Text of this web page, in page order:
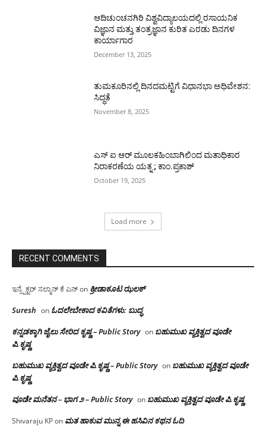
ಆದಿಚುಂಚನಗಿರಿ ವಿಶ್ವವಿದ್ಯಾಲಯದಲ್ಲಿ ರಸಾಯನಿಕ
ವಿಜ್ಞಾನ ಮತ್ತು ತಂತ್ರಜ್ಞಾನ ಕುರಿತ ಎರಡು ದಿನಗಳ
ಕಾರ್ಯಾಗಾರ
December 13, 2025
ತುಮಕೂರಿನಲ್ಲಿ ದಿನದಮಟ್ಟಿಗೆ ವಿಧಾನಭಾ ಅಧಿವೇಶನ:
ಸಿದ್ಧತೆ
November 8, 2025
ಎಸ್ ಐ ಆರ್ ಮೂಲಕಹಿಂಬಾಗಿಲಿಂದ ಮತಾಧಿಕಾರ
ನಿರಾಕರಣೆಯ ಯತ್ನ ; ಕಾಂ.ಪ್ರಕಾಶ್
October 19, 2025
Load more
RECENT COMMENTS
ಇನ್ಸ್ಪೆಕ್ಟರ್ ಸಲ್ಮಾನ್ ಕೆ ಎನ್on ಕ್ರೀಡಾಕೂಟ ಝಲಕ್
Suresh on ಓದಲೇಬೇಕಾದ‌ ಕವಿತೆಗಳು: ಬುದ್ಧ
ಕನ್ನಡಕ್ಕಾಗಿ ಜೈಲು ಸೇರಿದ ಕೃಷ್ಣ – Public Story on ಬಹುಮುಖ ವ್ಯಕ್ತಿತ್ವದ ವೂಡೇ
ಪಿ.ಕೃಷ್ಣ
ಬಹುಮುಖ ವ್ಯಕ್ತಿತ್ವದ ವೂಡೇ ಪಿ.ಕೃಷ್ಣ – Public Story on ಬಹುಮುಖ ವ್ಯಕ್ತಿತ್ವದ ವೂಡೇ
ಪಿ.ಕೃಷ್ಣ
ವೂಡೇ ಮನೆತನ – ಭಾಗ ೨ – Public Story on ಬಹುಮುಖ ವ್ಯಕ್ತಿತ್ವದ ವೂಡೇ ಪಿ.ಕೃಷ್ಣ
Shivaraju KPon ಮತ ಹಾಕುವ ಮುನ್ನ ಈ ಹಸಿವಿನ ಕಥನ ಓದಿ